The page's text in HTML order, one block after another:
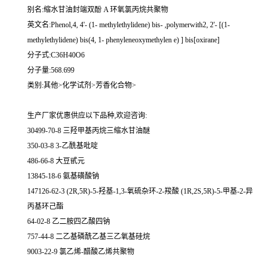
别名:缩水甘油封端双酚 A 环氧氯丙烷共聚物
英文名:Phenol,4, 4'- (1- methylethylidene) bis- ,polymerwith2, 2'- [(1-
methylethylidene) bis(4, 1- phenyleneoxymethylen e) ] bis[oxirane]
分子式:C36H40O6
分子量:568.699
类别:其他>化学试剂>芳香化合物>
生产厂家优惠供应以下品种,欢迎咨询:
30499-70-8 三羟甲基丙烷三缩水甘油醚
350-03-8 3-乙酰基吡啶
486-66-8 大豆甙元
13845-18-6 氨基磺酸钠
147126-62-3 (2R,5R)-5-羟基-1,3-氧硫杂环-2-羧酸 (1R,2S,5R)-5-甲基-2-异
丙基环己酯
64-02-8 乙二胺四乙酸四钠
757-44-8 二乙基磷酰乙基三乙氧基硅烷
9003-22-9 氯乙烯-醋酸乙烯共聚物